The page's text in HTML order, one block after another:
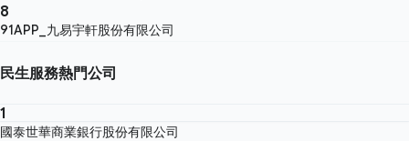
8
91APP_九易宇軒股份有限公司
民生服務熱門公司
1
國泰世華商業銀行股份有限公司